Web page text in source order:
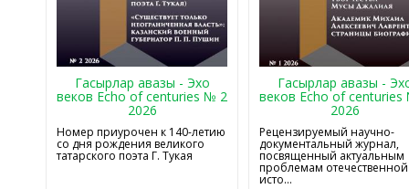
Гасырлар авазы - Эхо
веков Echo of centuries № 2
2026
Номер приурочен к 140-летию
со дня рождения великого
татарского поэта Г. Тукая
Гасырлар авазы -
веков Echo of
2026
Рецензируемый научно-
документальный журнал,
посвященный актуальным
проблемам отечественной
исто...